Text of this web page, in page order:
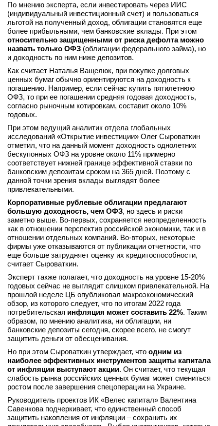
По мнению эксперта, если инвестировать через ИИС
(индивидуальный инвестиционный счет) и пользоваться
льготой на полученный доход, облигации становятся еще
более прибыльными, чем банковские вклады. При этом
относительно защищенными от риска дефолта можно
назвать только ОФЗ (облигации федерального займа), но
и доходность по ним ниже депозитов.
Как считает Наталья Ващелюк, при покупке долговых
ценных бумаг обычно ориентируются на доходность к
погашению. Например, если сейчас купить пятилетнюю
ОФЗ, то при ее погашении средняя годовая доходность,
согласно рыночным котировкам, составит около 10%
годовых.
При этом ведущий аналитик отдела глобальных
исследований «Открытие инвестиции» Олег Сыроваткин
отметил, что на данный момент доходность однолетних
бескупонных ОФЗ на уровне около 11% примерно
соответствует нижней границе эффективной ставки по
банковским депозитам сроком на 365 дней. Поэтому с
данной точки зрения вклады выглядят более
привлекательными.
Корпоративные рублевые облигации предлагают
большую доходность, чем ОФЗ, но здесь и риски
заметно выше. Во-первых, сохраняется неопределенность
как в отношении перспектив российской экономики, так и в
отношении отдельных компаний. Во-вторых, некоторые
фирмы уже отказываются от публикации отчетности, что
еще больше затрудняет оценку их кредитоспособности,
считает Сыроваткин.
Эксперт также полагает, что доходность на уровне 15-20%
годовых сейчас не выглядит слишком привлекательной. На
прошлой неделе ЦБ опубликовал макроэкономический
обзор, из которого следует, что по итогам 2022 года
потребительская инфляция может составить 22%. Таким
образом, по мнению аналитика, ни облигации, ни
банковские депозиты сегодня, скорее всего, не смогут
защитить деньги от обесценивания.
Но при этом Сыроваткин утверждает, что одним из
наиболее эффективных инструментов защиты капитала
от инфляции выступают акции. Он считает, что текущая
слабость рынка российских ценных бумаг может смениться
ростом после завершения спецоперации на Украине.
Руководитель проектов ИК «Велес капитал» Валентина
Савенкова подчеркивает, что единственный способ
защитить накопления от инфляции – сохранить их